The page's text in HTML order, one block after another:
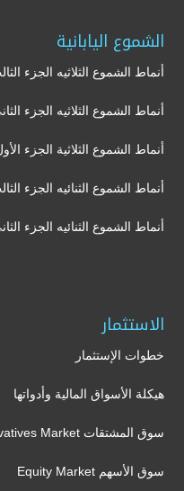
الشموع اليابانية
أنماط الشموع الثلاثيه الجزء
أنماط الشموع الثلاثيه الجزء
أنماط الشموع الثلاثية الجزء
أنماط الشموع الثنائيه الجزء
أنماط الشموع الثنائيه الجزء
الاستثمار
خطوات الإستثمار
هيكلة الأسواق المالية وأدواتها
سوق المشتقات Derivatives Market
سوق الأسهم Equity Market